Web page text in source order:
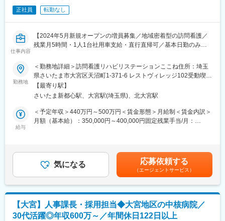
日常生活上の援助や介護支援を受けながら住み慣れた地域で安心
して過ごせるグループホームになります。
変更の範囲：会社の定める業務
■組織構成：
管理者1名・看護師2名の少数精鋭体制。今後さらに拠点・スタッ
フを拡大予定です。
■業務の魅力：
間体制でございますが、基本的に日勤ですので働きやすい環境で
す。直行直帰や社用車利用もでき、柔軟な働き方が可能。スタッ
フ同士の連携も良く、困った時はすぐに相談できる温かいチーム
です。
■教育体制／キャリアパス：：
入社後は先輩看護師の指導のもと、業務フローや訪問看護の基礎
す。新規事業所の立ち上げなど多様な経験が積めます。
■企業の特徴／魅力：
福祉・医療サービスを通して地域に貢献しています。
変更の範囲：無
正社員 転勤なし
仕事内容
【2024年5月新規オープンの増員募集／地域密着型の訪問看護／
残業月5時間・1人1台社用車支給・直行直帰可／基本日勤のみ／
■業務概要：
当社が運営する訪問看護リハビリステーション「ここね」にて、
准看護師として利用者様のご自宅を訪問し、看護業務全般をお任
せします。新規立ち上げメンバーとして、地域の医療・福祉を支
えるやりがいあるポジションです。患者様とじっくり向き合い、
その方らしさを大切にしたケアを実現できます。
薬管理
・ターミナルケアや認知症看護、カテーテル・呼吸器の管理
参加（持ち回り制で多くて月1～2回）
・訪問エリアはさいたま市、春日部市、越谷市、川口市、上尾市
ほか
勤務地
＜勤務地詳細＞訪問看護リハビリステーションここね住所：埼玉
県さいたま市大宮区天沼町1-371-6 レストヴィレッジ102受動喫煙
対策：敷地内全面禁煙変更の範囲：無
【最寄り駅】
さいたま新都心駅、大宮駅(埼玉県)、北大宮駅
給与
＜予定年収＞440万円～500万円＜賃金形態＞月給制＜賃金内訳＞
月額（基本給）：350,000円～400,000円固定残業手当/月：
年収はあくまでも目安の金額であり、年齢やスキルに応じて上下
する可能性があります。■昇給あり：業績、貢献度による■賞与あ
り：業績、貢献度による賃金はあくまでも目安の金額であり、選
考を通じて上下する可能性があります。月給(月額)は固定手当を含
めた表記です。
気になる 応募依頼する
（エージェントサービス）
【大宮】人事課長・採用担当◆大宮地区の中核病院／
30代活躍◎年収600万～／年間休日122日以上